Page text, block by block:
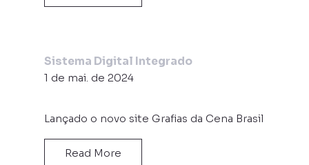
Sistema Digital Integrado
1 de mai. de 2024
Lançado o novo site Grafias da Cena Brasil
Read More